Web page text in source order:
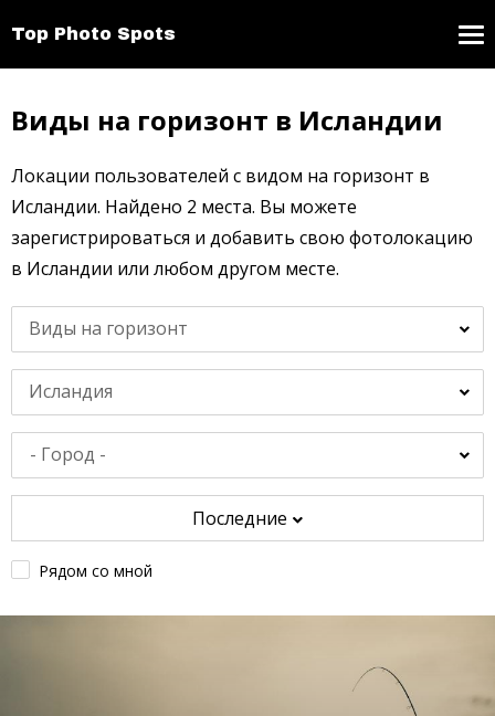
Top Photo Spots
Виды на горизонт в Исландии
Локации пользователей с видом на горизонт в
Исландии. Найдено 2 места. Вы можете
зарегистрироваться и добавить свою фотолокацию
в Исландии или любом другом месте.
Виды на горизонт
Исландия
Последние
Рядом со мной